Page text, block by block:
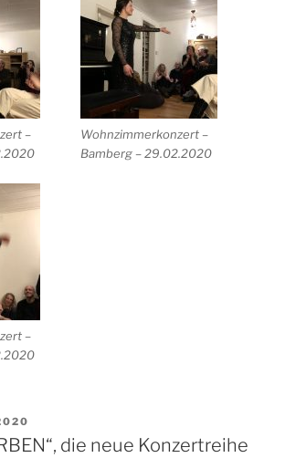
–
Wohnzimmerkonzert –
Bamberg – 29.02.2020
–
die neue Konzertreihe